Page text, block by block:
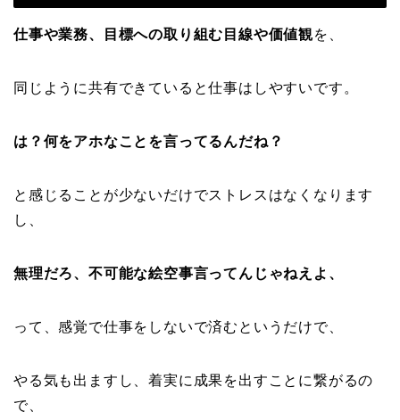
仕事や業務、目標への取り組む目線や価値観を、
同じように共有できていると仕事はしやすいです。
は？何をアホなことを言ってるんだね？
と感じることが少ないだけでストレスはなくなります
し、
無理だろ、不可能な絵空事言ってんじゃねえよ、
って、感覚で仕事をしないで済むというだけで、
やる気も出ますし、着実に成果を出すことに繋がるの
で、